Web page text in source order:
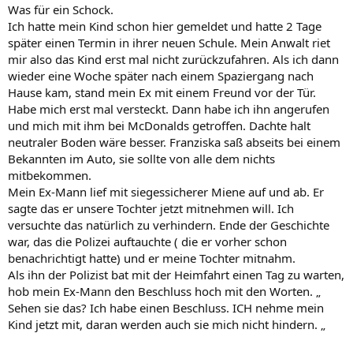
Was für ein Schock.
Ich hatte mein Kind schon hier gemeldet und hatte 2 Tage
später einen Termin in ihrer neuen Schule. Mein Anwalt riet
mir also das Kind erst mal nicht zurückzufahren. Als ich dann
wieder eine Woche später nach einem Spaziergang nach
Hause kam, stand mein Ex mit einem Freund vor der Tür.
Habe mich erst mal versteckt. Dann habe ich ihn angerufen
und mich mit ihm bei McDonalds getroffen. Dachte halt
neutraler Boden wäre besser. Franziska saß abseits bei einem
Bekannten im Auto, sie sollte von alle dem nichts
mitbekommen.
Mein Ex-Mann lief mit siegessicherer Miene auf und ab. Er
sagte das er unsere Tochter jetzt mitnehmen will. Ich
versuchte das natürlich zu verhindern. Ende der Geschichte
war, das die Polizei auftauchte ( die er vorher schon
benachrichtigt hatte) und er meine Tochter mitnahm.
Als ihn der Polizist bat mit der Heimfahrt einen Tag zu warten,
hob mein Ex-Mann den Beschluss hoch mit den Worten. „
Sehen sie das? Ich habe einen Beschluss. ICH nehme mein
Kind jetzt mit, daran werden auch sie mich nicht hindern. „